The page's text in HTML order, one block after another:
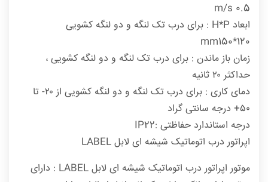
m/s 0.5
ابعاد H*P : برای درب تک لنگه و دو لنگه کشویی
mm150*120
زمان باز ماندن : برای درب تک لنگه و دو لنگه کشویی ،
حداکثر ۲۰ ثانیه
دمای کاری : برای درب تک لنگه و دو لنگه کشویی از ۲۰- تا
۵۰+ درجه سانتی گراد
درجه استاندارد حفاظتی :IP22
اپراتور درب اتوماتیک شیشه ای لابل LABEL
موتور اپراتور درب اتوماتیک شیشه ای لابل LABEL : دارای